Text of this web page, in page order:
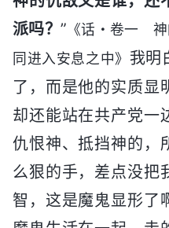
派吗？ ” 《话・卷一
同进入安息之中》 我明
了，而是他的实质显
却还能站在共产党一
仇恨神、抵挡神的，
么狠的手，差点没把
智，这是魔鬼显形了